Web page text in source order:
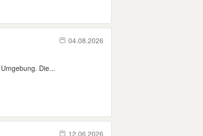
04.08.2026
Die...
12.06.2026